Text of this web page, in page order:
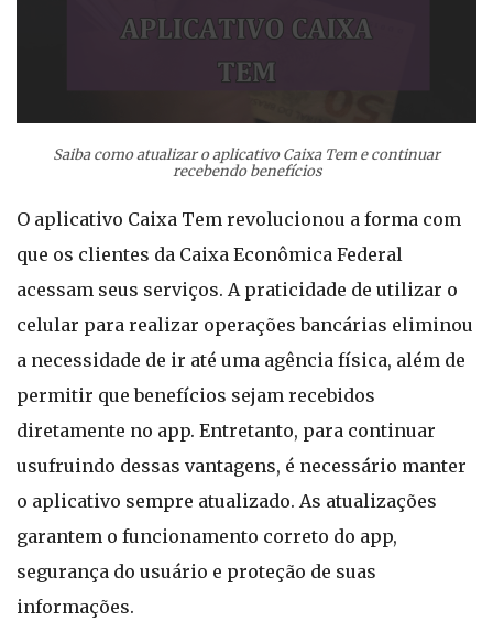
Saiba como atualizar o aplicativo Caixa Tem e continuar
recebendo benefícios
O aplicativo Caixa Tem revolucionou a forma com
que os clientes da Caixa Econômica Federal
acessam seus serviços. A praticidade de utilizar o
celular para realizar operações bancárias eliminou
a necessidade de ir até uma agência física, além de
permitir que benefícios sejam recebidos
diretamente no app. Entretanto, para continuar
usufruindo dessas vantagens, é necessário manter
o aplicativo sempre atualizado. As atualizações
garantem o funcionamento correto do app,
segurança do usuário e proteção de suas
informações.